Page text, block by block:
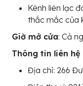
Kênh liên lạc
thắc mắc của
Giờ mở cửa: Cả
Thông tin liên hệ
Địa chỉ: 266